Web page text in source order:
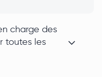
charge des
toutes les